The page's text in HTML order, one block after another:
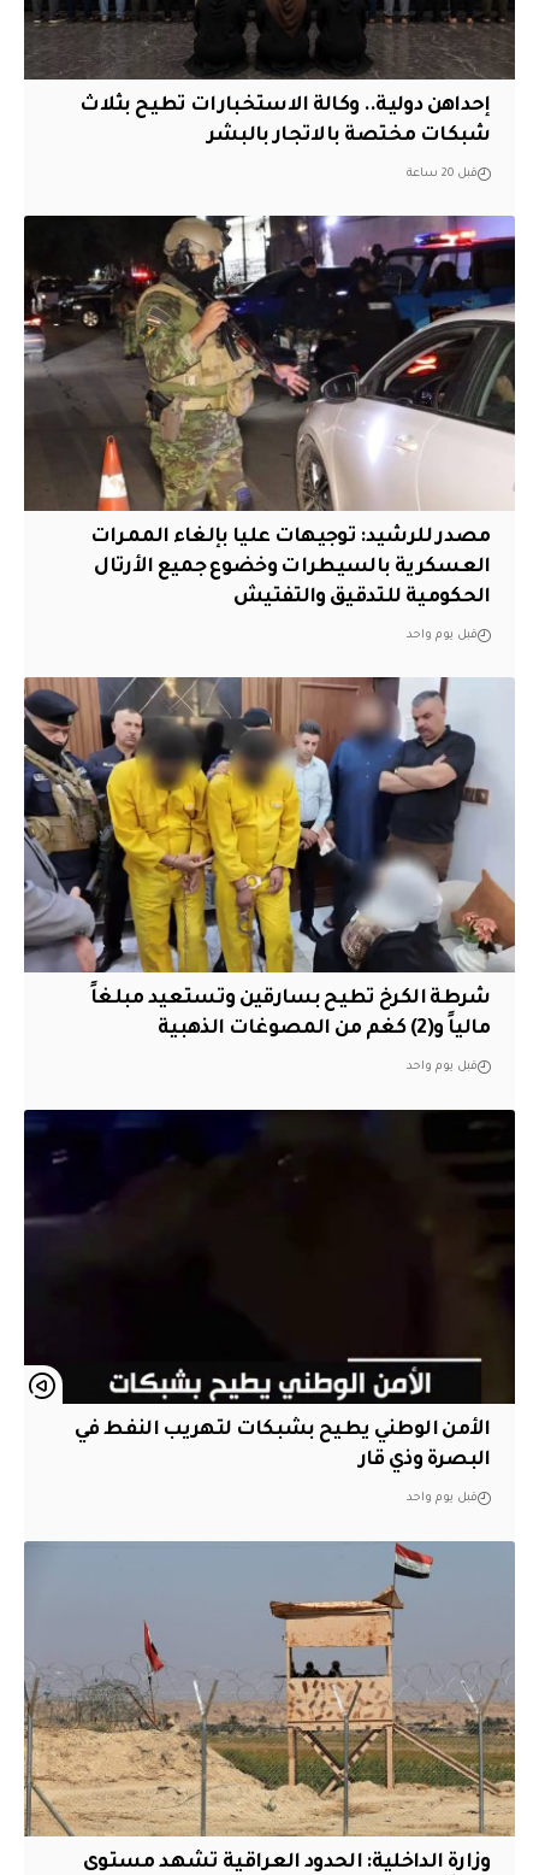
إحداهن دولية.. وكالة الاستخبارات تطيح بثلاث
شبكات مختصة بالاتجار بالبشر
قبل 20 ساعة
مصدر للرشيد: توجيهات عليا بإلغاء الممرات
العسكرية بالسيطرات وخضوع جميع الأرتال
الحكومية للتدقيق والتفتيش
قبل يوم واحد
شرطة الكرخ تطيح بسارقين وتستعيد مبلغاً
مالياً و(2) كغم من المصوغات الذهبية
قبل يوم واحد
الأمن الوطني يطيح بشبكات لتهريب النفط في
البصرة وذي قار
قبل يوم واحد
وزارة الداخلية: الحدود العراقية تشهد مستوى